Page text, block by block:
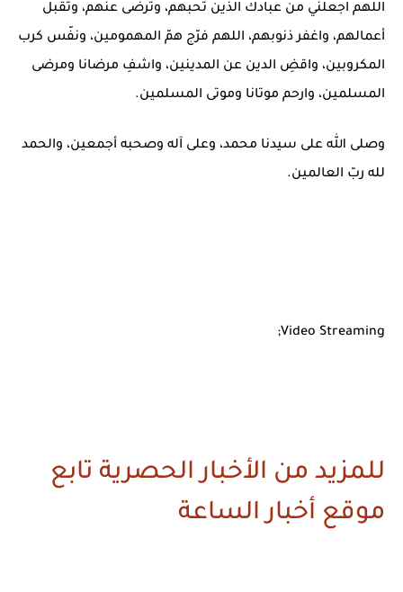
اللهم اجعلني من عبادك الذين تُحبهم، وتُرضى عنهم، وتقبل
أعمالهم، واغفر ذنوبهم، اللهم فرّج همّ المهمومين، ونفّس كرب
المكروبين، واقضِ الدين عن المدينين، واشفِ مرضانا ومرضى
المسلمين، وارحم موتانا وموتى المسلمين.
وصلى الله على سيدنا محمد، وعلى آله وصحبه أجمعين، والحمد
لله ربّ العالمين.
Video Streaming;
للمزيد من الأخبار الحصرية تابع
موقع أخبار الساعة